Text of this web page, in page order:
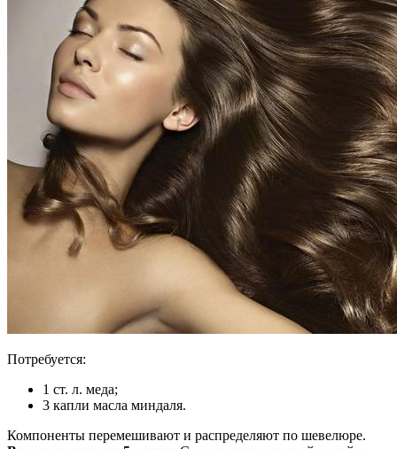
Потребуется:
1 ст. л. меда;
3 капли масла миндаля.
Компоненты перемешивают и распределяют по шевелюре.